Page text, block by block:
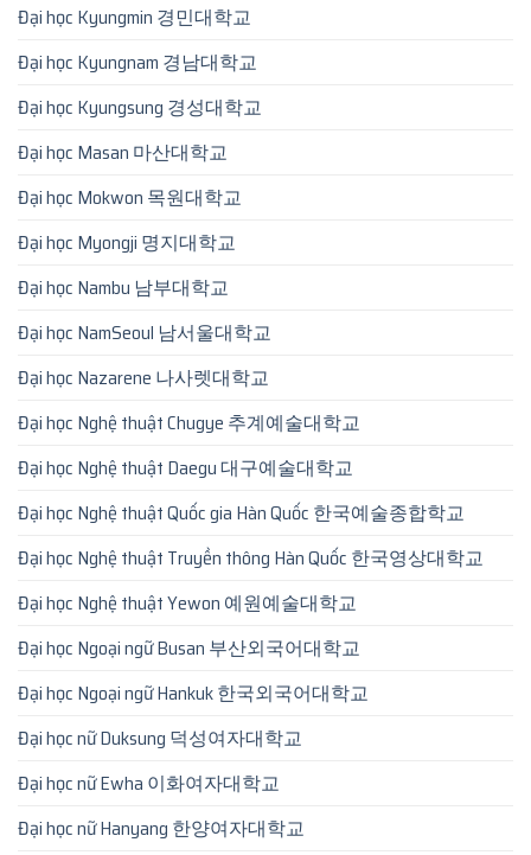
Đại học Kyungmin 경민대학교
Đại học Kyungnam 경남대학교
Đại học Kyungsung 경성대학교
Đại học Masan 마산대학교
Đại học Mokwon 목원대학교
Đại học Myongji 명지대학교
Đại học Nambu 남부대학교
Đại học NamSeoul 남서울대학교
Đại học Nazarene 나사렛대학교
Đại học Nghệ thuật Chugye 추계예술대학교
Đại học Nghệ thuật Daegu 대구예술대학교
Đại học Nghệ thuật Quốc gia Hàn Quốc 한국예술종합학교
Đại học Nghệ thuật Truyền thông Hàn Quốc 한국영상대학교
Đại học Nghệ thuật Yewon 예원예술대학교
Đại học Ngoại ngữ Busan 부산외국어대학교
Đại học Ngoại ngữ Hankuk 한국외국어대학교
Đại học nữ Duksung 덕성여자대학교
Đại học nữ Ewha 이화여자대학교
Đại học nữ Hanyang 한양여자대학교